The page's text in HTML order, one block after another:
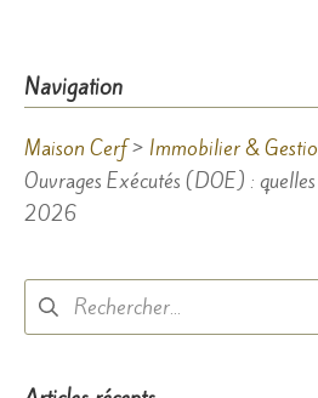
Navigation
Maison Cerf> Immobilier &
Ouvrages Exécutés (DOE) :
2026
Rechercher :